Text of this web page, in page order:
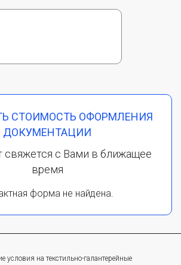
СТОИМОСТЬ ОФОРМЛЕНИЯ
ДОКУМЕНТАЦИИ
свяжется с Вами в ближащее
время
форма не найдена.
условия на текстильно-галантерейные